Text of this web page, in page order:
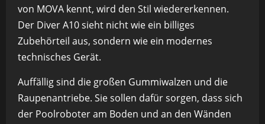
von MOVA kennt, wird den Stil wiedererkennen.
Der Diver A10 sieht nicht wie ein billiges
Zubehörteil aus, sondern wie ein modernes
technisches Gerät.
Auffällig sind die großen Gummiwalzen und die
Raupenantriebe. Sie sollen dafür sorgen, dass sich
der Poolroboter am Boden und an den Wänden